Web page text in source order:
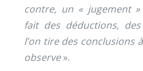
contre, un « jugement »
fait des déductions,
l’on tire des conclusions
observe».